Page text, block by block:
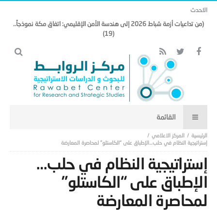
الاحدث
(من تداعيات أزمة شباط 2026 إلى هندسة الأمن الإقليمي: اتفاق مكة نموذجاً..
(19)
المركز الاعلامي
إستراتيجية النظام في حلب…الإطباق على “الكاستلو” لمحاصرة المعارضة
إستراتيجية النظام في حلب…
الإطباق على “الكاستلو”
لمحاصرة المعارضة